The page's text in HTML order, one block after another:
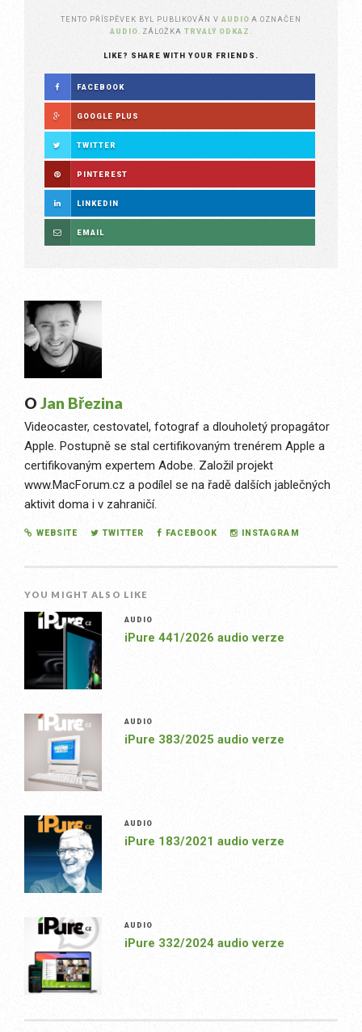
TENTO PŘÍSPĚVEK BYL PUBLIKOVÁN V AUDIO A OZNAČEN
AUDIO . ZÁLOŽKA TRVALÝ ODKAZ
LIKE? SHARE WITH YOUR FRIENDS.
FACEBOOK
GOOGLE PLUS
TWITTER
PINTEREST
LINKEDIN
EMAIL
O Jan Březina
Videocaster, cestovatel, fotograf a dlouholetý propagátor
Apple. Postupně se stal certifikovaným trenérem Apple a
certifikovaným expertem Adobe. Založil projekt
www.MacForum.cz a podílel se na řadě dalších jablečných
aktivit doma i v zahraničí.
WEBSITE TWITTER FACEBOOK INSTAGRAM
YOU MIGHT ALSO LIKE
AUDIO
iPure 441/2026 audio verze
AUDIO
iPure 383/2025 audio verze
AUDIO
iPure 183/2021 audio verze
AUDIO
iPure 332/2024 audio verze